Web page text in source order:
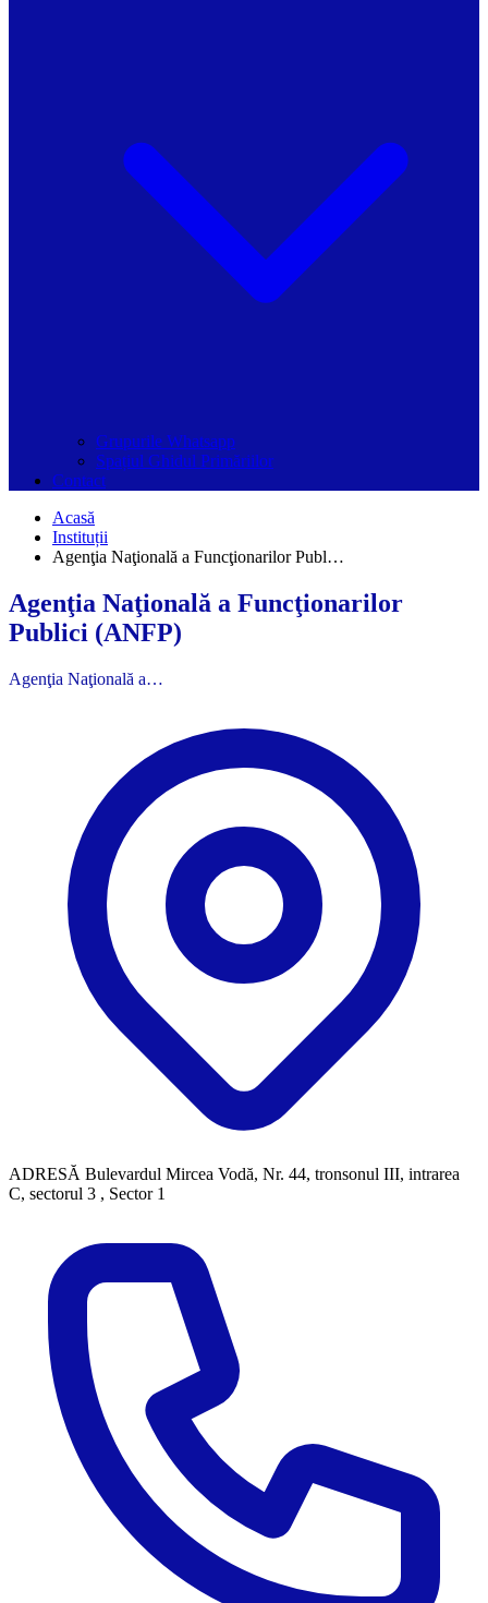
Grupurile Whatsapp
Spațiul Ghidul Primăriilor
Contact
Acasă
Instituții
Agenţia Naţională a Funcţionarilor Publ…
Agenţia Naţională a Funcţionarilor
Publici (ANFP)
Agenţia Naţională a…
ADRESĂ Bulevardul Mircea Vodă, Nr. 44, tronsonul III, intrarea
C, sectorul 3 , Sector 1